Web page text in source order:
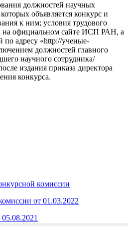
должностей научных
объявляется конкурс и
к ним; условия трудового
на официальном сайте ИСП РАН, а
по адресу «http://ученые-
должностей главного
научного сотрудника/
издания приказа директора
конкурса.
комиссии
от 01.03.2022